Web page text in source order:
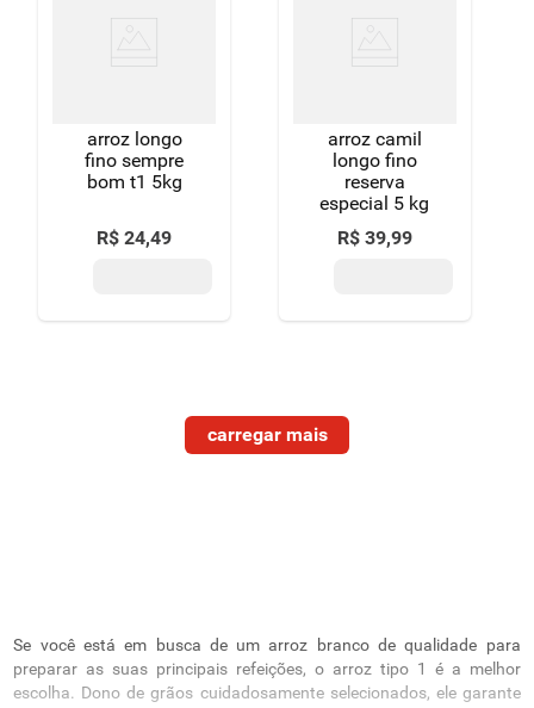
arroz longo
fino sempre
bom t1 5kg
R$ 24,49
arroz camil
longo fino
reserva
especial 5 kg
R$ 39,99
Se você está em busca de um arroz branco de qualidade para
preparar as suas principais refeições, o arroz tipo 1 é a melhor
escolha. Dono de grãos cuidadosamente selecionados, ele garante